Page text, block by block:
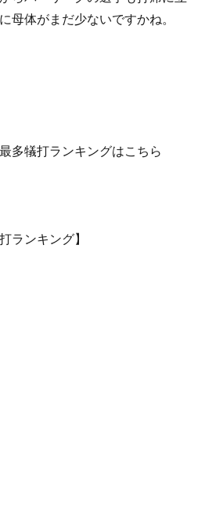
母体がまだ少ないですかね。
多犠打ランキングはこちら
ランキング】